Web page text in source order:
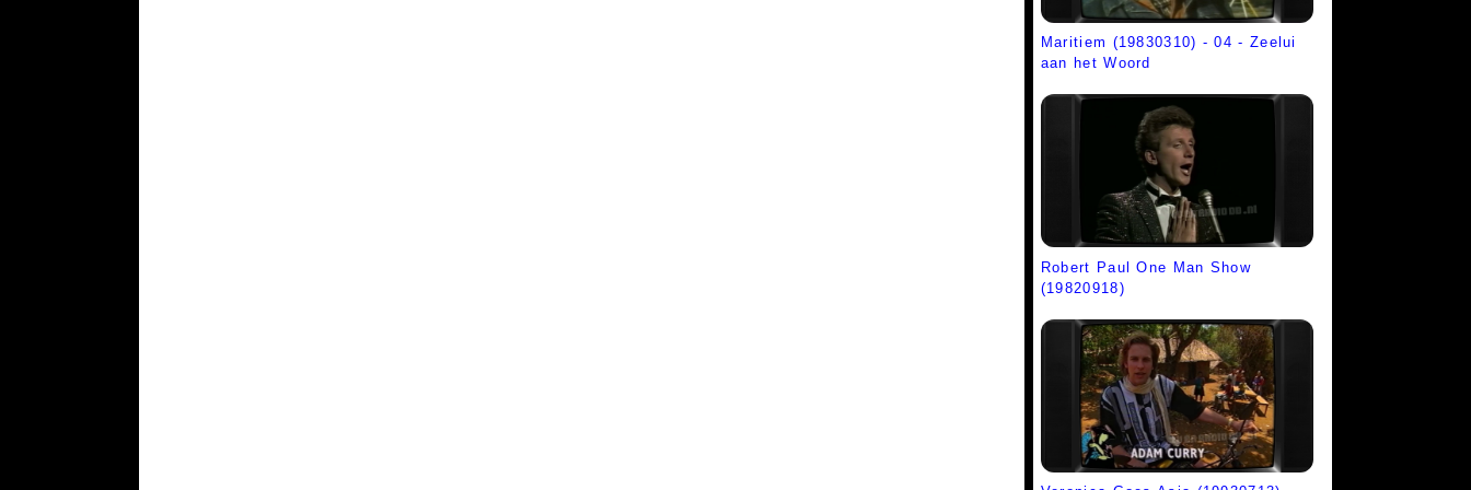
Maritiem (19830310) - 04 - Zeelui
aan het Woord
Robert Paul One Man Show
(19820918)